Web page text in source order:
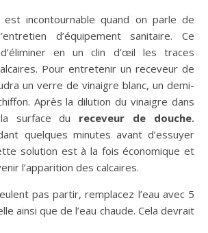
est incontournable quand on parle de
d’équipement sanitaire. Ce
en un clin d’œil les traces
Pour entretenir un receveur de
un verre de vinaigre blanc, un demi-
Après la dilution du vinaigre dans
surface du receveur de douche.
quelques minutes avant d’essuyer
solution est à la fois économique et
l’apparition des calcaires.
pas partir, remplacez l’eau avec 5
ainsi que de l’eau chaude. Cela devrait